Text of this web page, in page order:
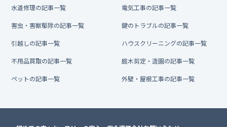
水道修理の記事一覧 電気工事の記事一覧
害虫・害獣駆除の記事一覧 鍵のトラブルの記事一覧
引越しの記事一覧 ハウスクリーニングの記事一覧
不用品買取の記事一覧 庭木剪定・造園の記事一覧
ペットの記事一覧 外壁・屋根工事の記事一覧